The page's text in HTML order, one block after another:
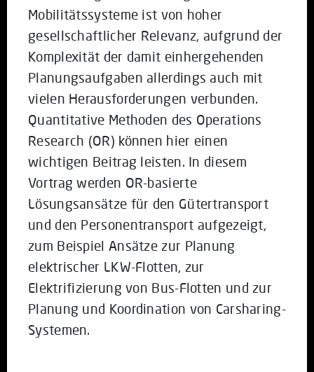
Mobilitätssysteme ist von hoher
gesellschaftlicher Relevanz, aufgrund der
Komplexität der damit einhergehenden
Planungsaufgaben allerdings auch mit
vielen Herausforderungen verbunden.
Quantitative Methoden des Operations
Research (OR) können hier einen
wichtigen Beitrag leisten. In diesem
Vortrag werden OR-basierte
Lösungsansätze für den Gütertransport
und den Personentransport aufgezeigt,
zum Beispiel Ansätze zur Planung
elektrischer LKW-Flotten, zur
Elektrifizierung von Bus-Flotten und zur
Planung und Koordination von Carsharing-
Systemen.